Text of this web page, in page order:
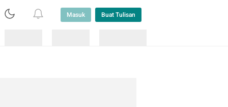
Masuk Buat Tulisan